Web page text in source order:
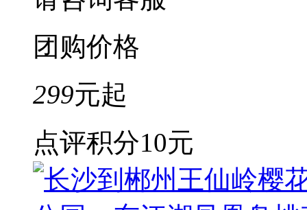
团购价格
299元起
点评积分10元